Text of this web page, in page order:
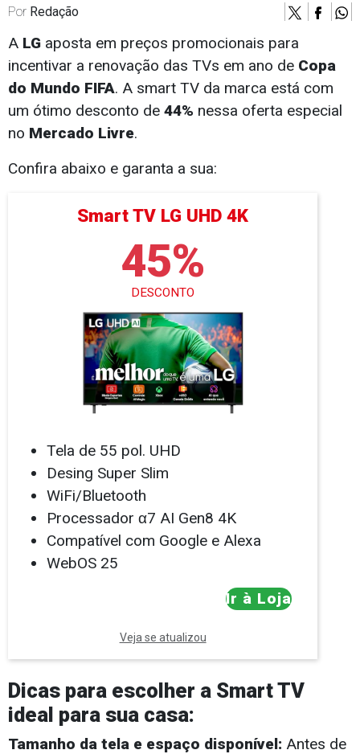
Por Redação
A LG aposta em preços promocionais para
incentivar a renovação das TVs em ano de Copa
do Mundo FIFA. A smart TV da marca está com
um ótimo desconto de 44% nessa oferta especial
no Mercado Livre.
Confira abaixo e garanta a sua:
Smart TV LG UHD 4K
45%
DESCONTO
Tela de 55 pol. UHD
Desing Super Slim
WiFi/Bluetooth
Processador α7 AI Gen8 4K
Compatível com Google e Alexa
WebOS 25
Ir à Loja
Veja se atualizou
Dicas para escolher a Smart TV
ideal para sua casa:
Tamanho da tela e espaço disponível: Antes de